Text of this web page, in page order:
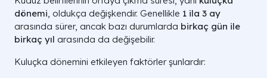
dönemi, oldukça değişkendir. Genellikle 1 ila 3 ay
arasında sürer, ancak bazı durumlarda birkaç gün ile
birkaç yıl arasında da değişebilir.
Kuluçka dönemini etkileyen faktörler şunlardır: